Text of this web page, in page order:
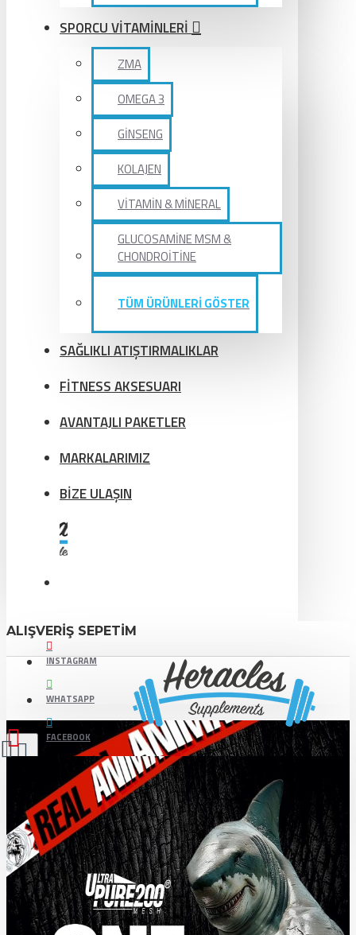
SPORCU VİTAMİNLERİ
ZMA
OMEGA 3
GİNSENG
KOLAJEN
VİTAMİN & MİNERAL
GLUCOSAMİNE MSM &
CHONDROİTİNE
TÜM ÜRÜNLERİ GÖSTER
SAĞLIKLI ATIŞTIRMALIKLAR
FİTNESS AKSESUARI
AVANTAJLI PAKETLER
MARKALARIMIZ
BİZE ULAŞIN
ALIŞVERIŞ SEPETIM
INSTAGRAM
WHATSAPP
FACEBOOK
YOUTUBE
Alışveriş sepetiniz boş!